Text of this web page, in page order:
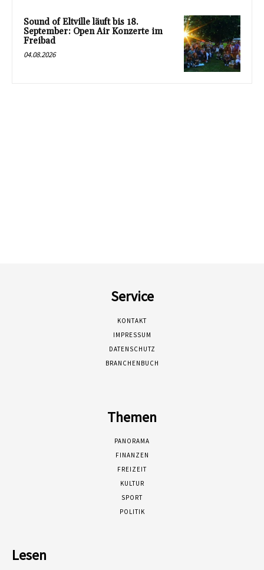
Sound of Eltville läuft bis 18.
September: Open Air Konzerte im
Freibad
04.08.2026
Service
KONTAKT
IMPRESSUM
DATENSCHUTZ
BRANCHENBUCH
Themen
PANORAMA
FINANZEN
FREIZEIT
KULTUR
SPORT
POLITIK
Lesen